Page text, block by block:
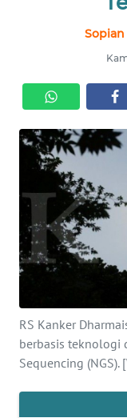
RS Kanker
berbasis teknologi
Sequencing
POLHUKAM
KRIMINAL
EKUIN
SAINS-TEKNO
KESEHATAN
INTERNASIONAL
SERBA-SERBI